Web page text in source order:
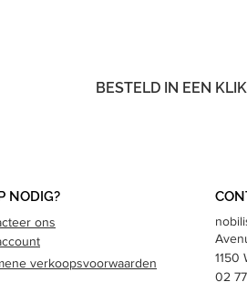
BESTELD IN EEN KLIK
NODIG?
ons
verkoopsvoorwaarden
1150
02